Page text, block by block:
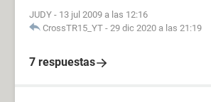
JUDY - 13 jul 2009 a las 12:16
CrossTR15_YT - 29 dic 2020 a las 21:19
7 respuestas